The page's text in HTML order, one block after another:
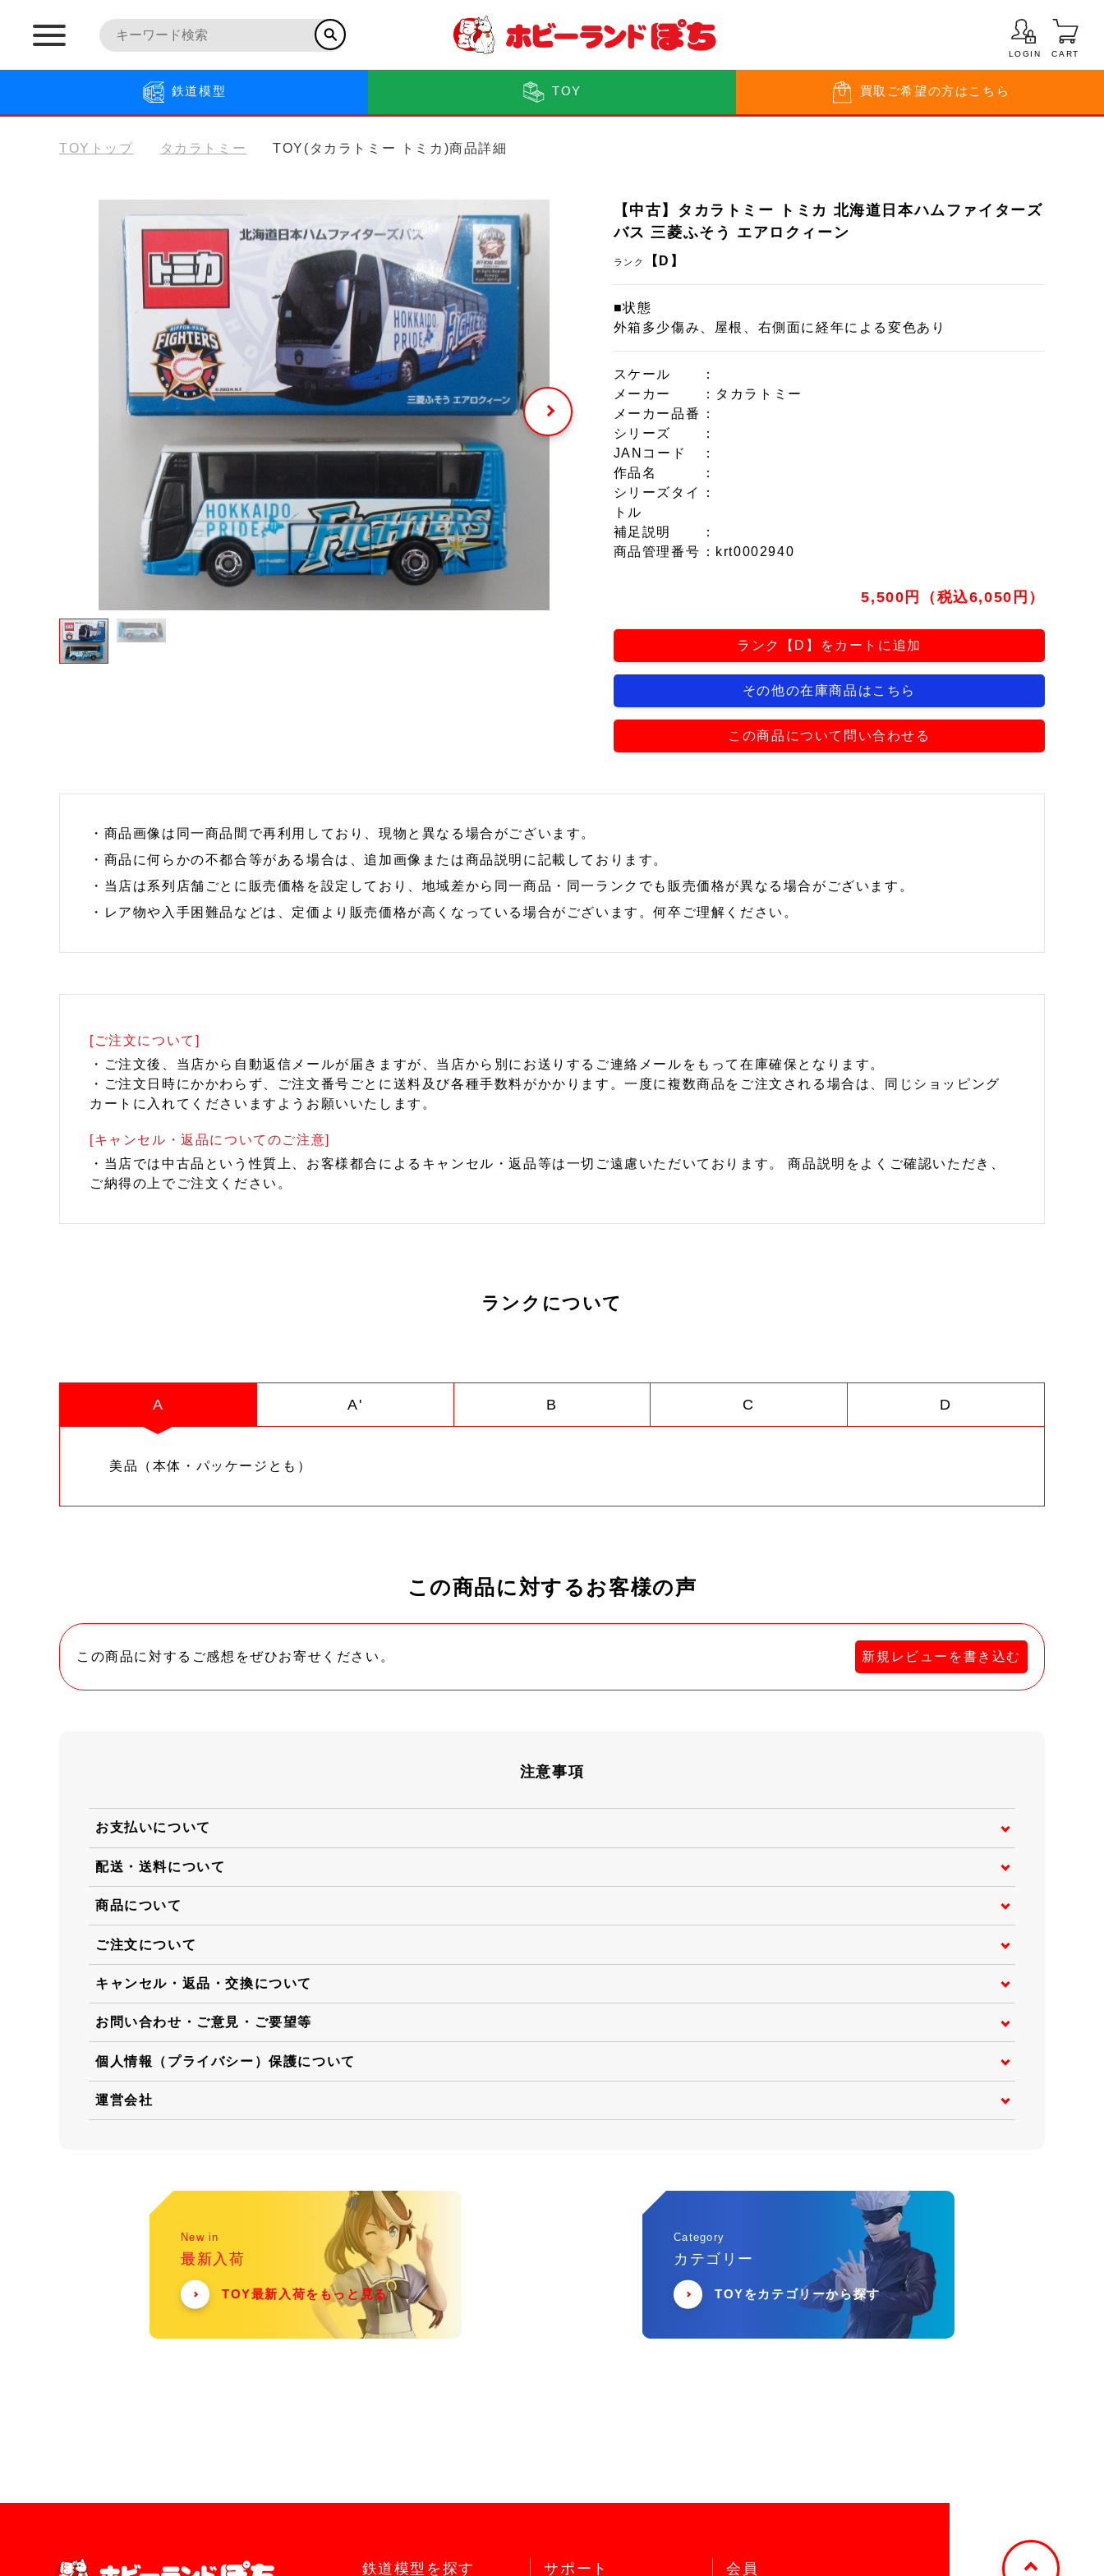
LOGIN CART
鉄道模型 TOY 買取 ご希望の方はこちら
TOYトップ タカラトミー TOY(タカラトミー トミカ)商品詳細
【中古】タカラトミー トミカ 北海道日本ハムファイターズ
バス 三菱ふそう エアロクィーン
ランク 【D】
■状態
外箱多少傷み、屋根、右側面に経年による変色あり
スケール
：
メーカー
：タカラトミー
メーカー品番
：
シリーズ
：
JANコード
：
作品名
：
シリーズタイ
トル
：
補足説明
：
商品管理番号 ：krt0002940
5,500円（税込6,050円）
ランク【D】をカートに追加
その他の在庫商品はこちら
この商品について問い合わせる
・商品画像は同一商品間で再利用しており、現物と異なる場合がございます。
・商品に何らかの不都合等がある場合は、追加画像または商品説明に記載しております。
・当店は系列店舗ごとに販売価格を設定しており、地域差から同一商品・同一ランクでも販売価格が異なる場合がございます。
・レア物や入手困難品などは、定価より販売価格が高くなっている場合がございます。何卒ご理解ください。
[ご注文について]
・ご注文後、当店から自動返信メールが届きますが、当店から別にお送りするご連絡メールをもって在庫確保となります。
・ご注文日時にかかわらず、ご注文番号ごとに送料及び各種手数料がかかります。一度に複数商品をご注文される場合は、同じショッピング
カートに入れてくださいますようお願いいたします。
[キャンセル・返品についてのご注意]
・当店では中古品という性質上、お客様都合によるキャンセル・返品等は一切ご遠慮いただいております。 商品説明をよくご確認いただき、
ご納得の上でご注文ください。
ランクについて
A A' B C D
美品（本体・パッケージとも）
この商品に対するお客様の声
この商品に対するご感想をぜひお寄せください。 新規レビューを書き込む
注意事項
お支払いについて
配送・送料について
商品について
ご注文について
キャンセル・返品・交換について
お問い合わせ・ご意見・ご要望等
個人情報（プライバシー）保護について
運営会社
New in
最新入荷
TOY最新入荷をもっと見る
Category
カテゴリー
TOYをカテゴリーから探す
鉄道模型を探す サポート 会員